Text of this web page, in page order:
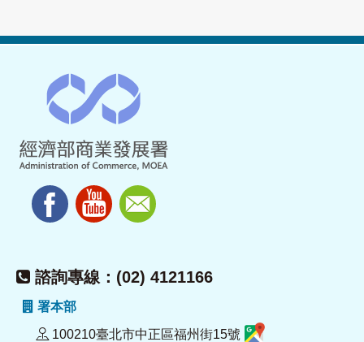
諮詢專線：(02) 4121166
署本部
100210臺北市中正區福州街15號